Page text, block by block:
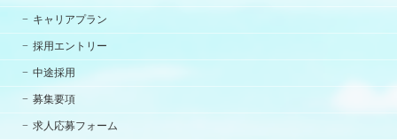
キャリアプラン
採用エントリー
中途採用
募集要項
求人応募フォーム